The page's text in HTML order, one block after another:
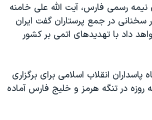
آمریکا ۲۰۲۴
به اسرائیل
آزادی
نیمه رسمی فارس، آیت الله علی خامنه
سخنانی در جمع پرستاران گفت ایران
داد با تهدیدهای اتمی بر کشور
انقلاب اسلامی برای برگزاری
در تنگه هرمز و خلیج فارس آماده